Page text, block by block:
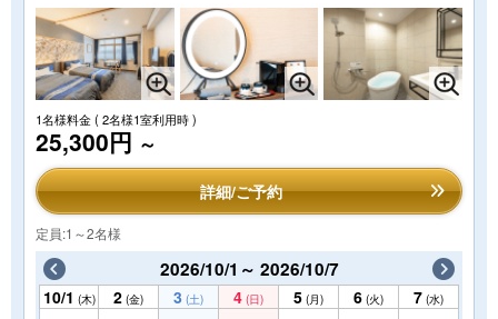
1名様料金( 2名様1室利用時 )
25,300円 ～
詳細/ご予約
定員:1～2名様
2026/10/1～ 2026/10/7
10/1 (木) 2 (金) 3 (土) 4 (日) 5 (月) 6 (火) 7 (水)